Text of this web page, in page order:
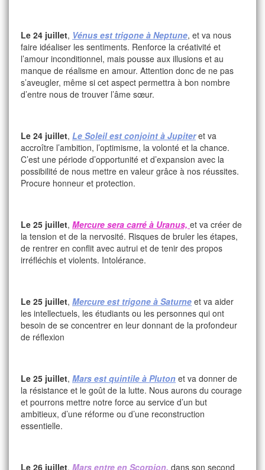
Le 24 juillet, Vénus est trigone à Neptune, et va nous
faire idéaliser les sentiments. Renforce la créativité et
l’amour inconditionnel, mais pousse aux illusions et au
manque de réalisme en amour. Attention donc de ne pas
s’aveugler, même si cet aspect permettra à bon nombre
d’entre nous de trouver l’âme sœur.
Le 24 juillet, Le Soleil est conjoint à Jupiteret va
accroître l’ambition, l’optimisme, la volonté et la chance.
C’est une période d’opportunité et d’expansion avec la
possibilité de nous mettre en valeur grâce à nos réussites.
Procure honneur et protection.
Le 25 juillet, Mercure sera carré à Uranus, et va créer de
la tension et de la nervosité. Risques de bruler les étapes,
de rentrer en conflit avec autrui et de tenir des propos
irréfléchis et violents. Intolérance.
Le 25 juillet, Mercure est trigone à Saturne et va aider
les intellectuels, les étudiants ou les personnes qui ont
besoin de se concentrer en leur donnant de la profondeur
de réflexion
Le 25 juillet, Mars est quintile à Pluton et va donner de
la résistance et le goût de la lutte. Nous aurons du courage
et pourrons mettre notre force au service d’un but
ambitieux, d’une réforme ou d’une reconstruction
essentielle.
Le 26 juillet, Mars entre en Scorpion, dans son second